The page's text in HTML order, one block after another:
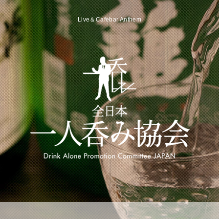
Live＆Cafebar Anthem